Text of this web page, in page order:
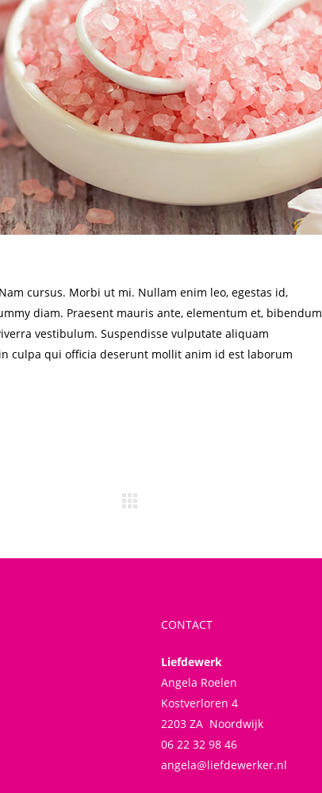
cursus. Morbi ut mi. Nullam enim leo, egestas id,
diam. Praesent mauris ante, elementum et, bibendum
vestibulum. Suspendisse vulputate aliquam
culpa qui officia deserunt mollit anim id est laborum
CONTACT
Liefdewerk
Angela Roelen
Kostverloren 4
2203 ZA Noordwijk
06 22 32 98 46
angela@liefdewerker.nl